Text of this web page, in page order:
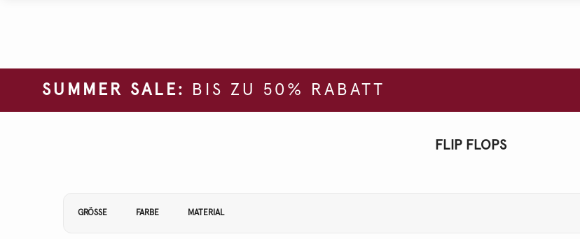
SUMMER SALE: BIS ZU 50% RABATT
FLIP FLOPS
GRÖSSE FARBE MATERIAL